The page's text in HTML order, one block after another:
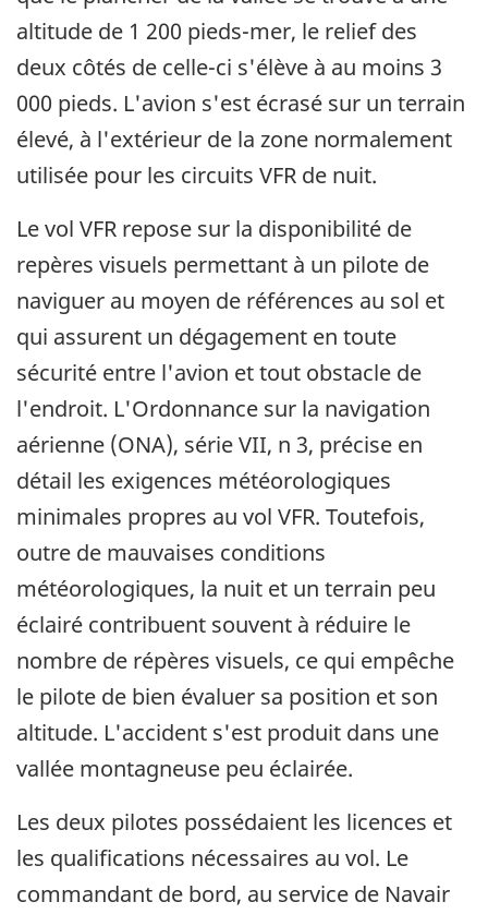
altitude de 1 200 pieds-mer, le relief des
deux côtés de celle-ci s'élève à au moins 3
000 pieds. L'avion s'est écrasé sur un terrain
élevé, à l'extérieur de la zone normalement
utilisée pour les circuits VFR de nuit.
Le vol VFR repose sur la disponibilité de
repères visuels permettant à un pilote de
naviguer au moyen de références au sol et
qui assurent un dégagement en toute
sécurité entre l'avion et tout obstacle de
l'endroit. L'Ordonnance sur la navigation
aérienne (ONA), série VII, n 3, précise en
détail les exigences météorologiques
minimales propres au vol VFR. Toutefois,
outre de mauvaises conditions
météorologiques, la nuit et un terrain peu
éclairé contribuent souvent à réduire le
nombre de répères visuels, ce qui empêche
le pilote de bien évaluer sa position et son
altitude. L'accident s'est produit dans une
vallée montagneuse peu éclairée.
Les deux pilotes possédaient les licences et
les qualifications nécessaires au vol. Le
commandant de bord, au service de Navair